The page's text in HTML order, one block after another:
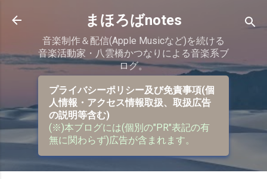
スキップしてメイン コンテンツに移動
まほろばnotes
音楽制作＆配信(Apple Musicなど)を続ける
音楽活動家・八雲橋かつなりによる音楽系ブ
ログ。
プライバシーポリシー及び免責事項(個
人情報・アクセス情報取扱、取扱広告
の説明等含む)
(※)本ブログには(個別の"PR"表記の有
無に関わらず)広告が含まれます。